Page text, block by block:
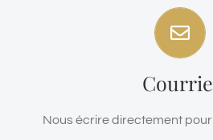
Nous écrire directement
Nous écrire
Formulaire de